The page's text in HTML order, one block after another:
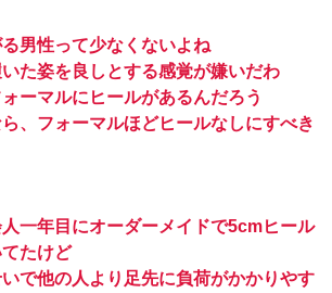
男性って少なくないよね
た姿を良しとする感覚が嫌いだわ
ーマルにヒールがあるんだろう
、フォーマルほどヒールなしにすべき
一年目にオーダーメイドで5cmヒール
たけど
で他の人より足先に負荷がかかりやす